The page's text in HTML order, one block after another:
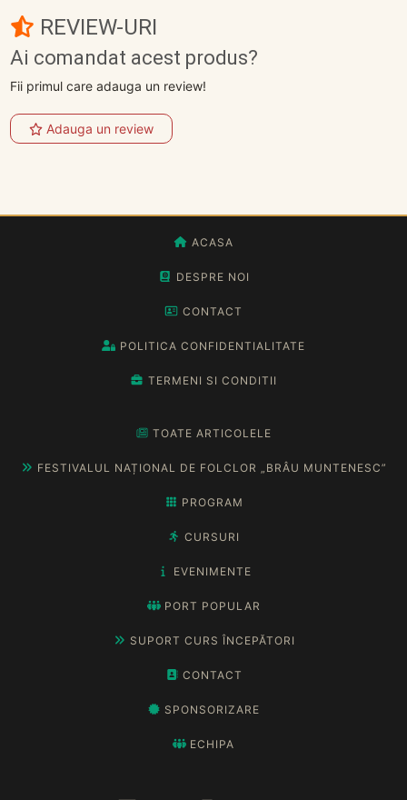
REVIEW-URI
Ai comandat acest produs?
Fii primul care adauga un review!
Adauga un review
ACASA
DESPRE NOI
CONTACT
POLITICA CONFIDENTIALITATE
TERMENI SI CONDITII
TOATE ARTICOLELE
FESTIVALUL NAȚIONAL DE FOLCLOR „BRÂU MUNTENESC”
PROGRAM
CURSURI
EVENIMENTE
PORT POPULAR
SUPORT CURS ÎNCEPĂTORI
CONTACT
SPONSORIZARE
ECHIPA